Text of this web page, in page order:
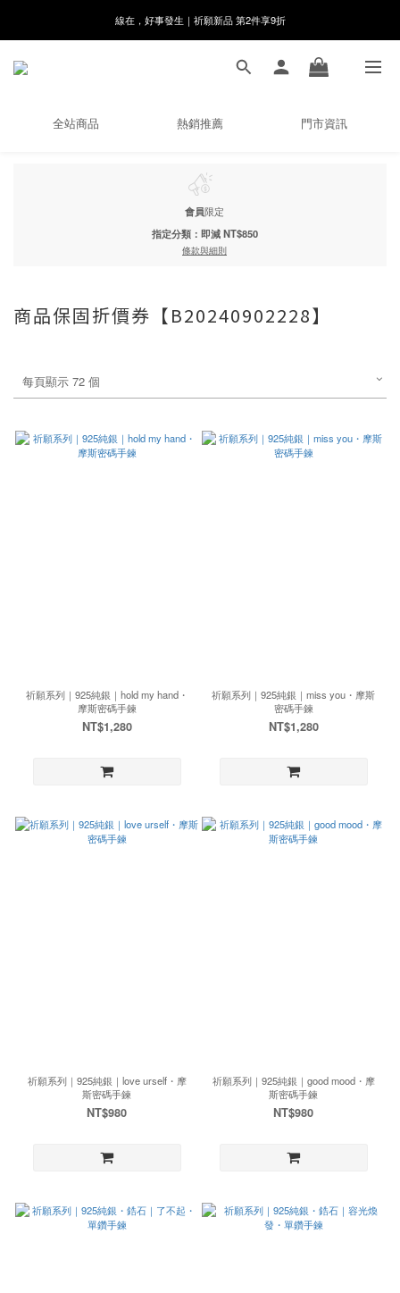
8月月初限定｜指定分類滿件88折！
全站商品 熱銷推薦 門市資訊
會員限定
指定分類：即減 NT$850
條款與細則
商品保固折價券【B20240902228】
每頁顯示 72 個
祈願系列｜925純銀｜hold my hand・
摩斯密碼手鍊
NT$1,280
祈願系列｜925純銀｜miss you・摩斯
密碼手鍊
NT$1,280
祈願系列｜925純銀｜love urself・摩
斯密碼手鍊
NT$980
祈願系列｜925純銀｜good mood・摩
斯密碼手鍊
NT$980